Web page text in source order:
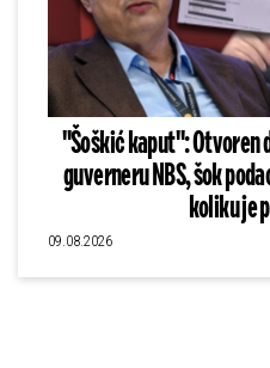
"Šoškić kaput": Otvoren
guverneru NBS, šok
koliku je
09.08.2026